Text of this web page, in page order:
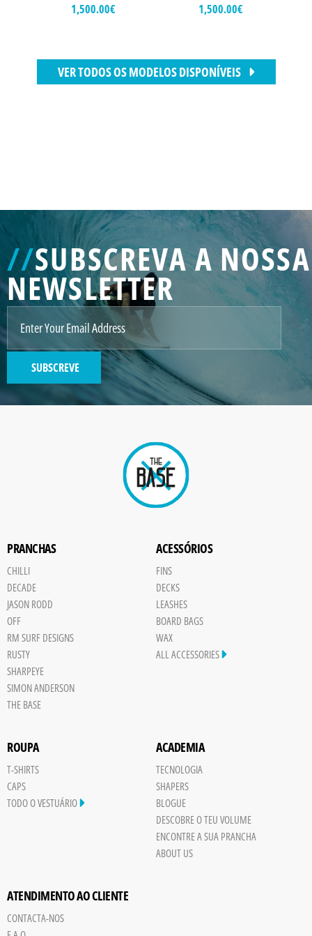
1,500.00€ 1,500.00€
VER TODOS OS MODELOS DISPONÍVEIS
//SUBSCREVA A NOSSA
NEWSLETTER
SUBSCREVE
PRANCHAS
CHILLI
DECADE
JASON RODD
OFF
RM SURF DESIGNS
RUSTY
SHARPEYE
SIMON ANDERSON
THE BASE
ACESSÓRIOS
FINS
DECKS
LEASHES
BOARD BAGS
WAX
ALL ACCESSORIES
ROUPA
T-SHIRTS
CAPS
TODO O VESTUÁRIO
ACADEMIA
TECNOLOGIA
SHAPERS
BLOGUE
DESCOBRE O TEU VOLUME
ENCONTRE A SUA PRANCHA
ABOUT US
ATENDIMENTO AO CLIENTE
CONTACTA-NOS